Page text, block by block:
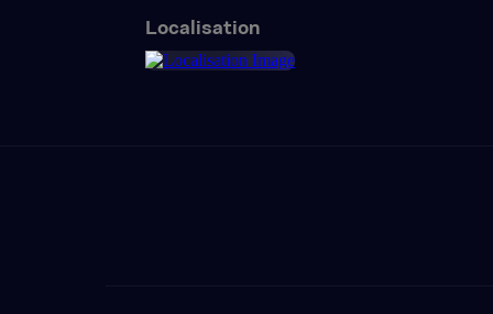
Localisation